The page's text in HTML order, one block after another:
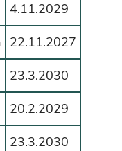
4.11.2029
22.11.2027
23.3.2030
20.2.2029
23.3.2030